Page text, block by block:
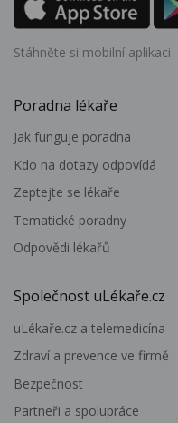
Stáhněte si mobilní aplikaci
Poradna lékaře
Jak funguje poradna
Kdo na dotazy odpovídá
Zeptejte se lékaře
Tematické poradny
Odpovědi lékařů
Společnost uLékaře.cz
uLékaře.cz a telemedicína
Zdraví a prevence ve firmě
Bezpečnost
Partneři a spolupráce